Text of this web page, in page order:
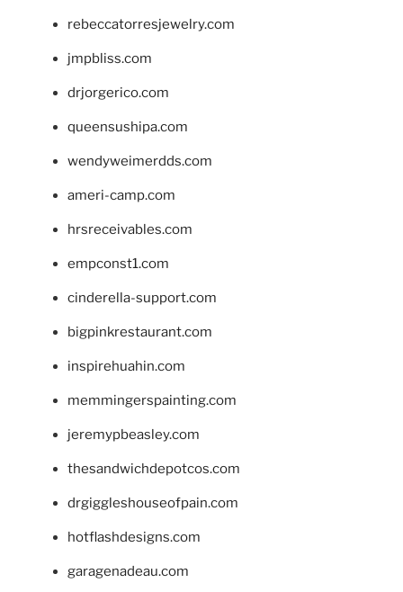
rebeccatorresjewelry.com
jmpbliss.com
drjorgerico.com
queensushipa.com
wendyweimerdds.com
ameri-camp.com
hrsreceivables.com
empconst1.com
cinderella-support.com
bigpinkrestaurant.com
inspirehuahin.com
memmingerspainting.com
jeremypbeasley.com
thesandwichdepotcos.com
drgiggleshouseofpain.com
hotflashdesigns.com
garagenadeau.com